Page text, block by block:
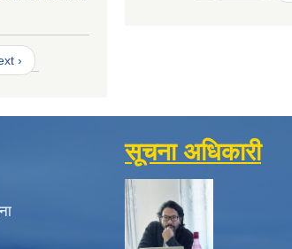
›
सूचना अधिकारी